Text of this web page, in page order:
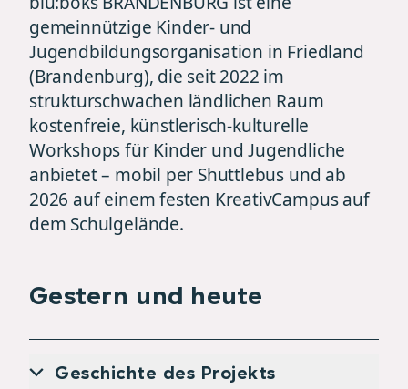
gemeinnützige Kinder- und
Jugendbildungsorganisation in Friedland
(Brandenburg), die seit 2022 im
strukturschwachen ländlichen Raum
kostenfreie, künstlerisch-kulturelle
Workshops für Kinder und Jugendliche
anbietet – mobil per Shuttlebus und ab
2026 auf einem festen KreativCampus auf
dem Schulgelände.
Gestern und heute
Geschichte des Projekts